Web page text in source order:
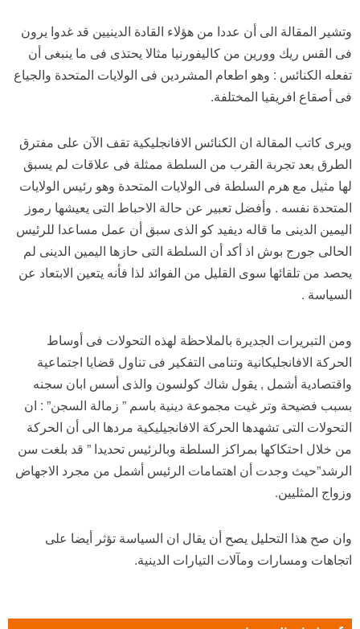
وتشير المقالة الى أن عددا من هؤلاء القادة الدينيين قد غدوا يرون
فى القس ريك وورين من كاليفورنيا مثالا يحتذى فى ما ينبغى أن
تفعله الكنائس : وهو اطعام المشردين فى الولايات المتحدة والجياع
فى أصقاع افريقيا المختلفة.
ويرى كاتب المقالة ان الكنائس الافانجليكية تقف الآن على مفترق
الطرق بعد تجربة القرب من السلطة ممثلة فى علاقات لم يسبق
لها مثيل مع هرم السلطة فى الولايات المتحدة وهو رئيس الولايات
المتحدة نفسه . وأفضل تعبير عن حالة الاحباط التى يعيشها رموز
اليمين الدينى ما قاله ديفيد كو الذى سبق أن عمل مساعدا للرئيس
الحالى جورج بوش اذ أكد أن السلطة التى حازها اليمين الدينى لم
يحصد من تلقائها سوى القليل من الفوائد لذا فأنه يتعين الابتعاد عن
السياسة .
ومن التبريرات الجديرة بالملاحظة لهذه التحولات فى أوساط
الحركة الافانجليكانية وتنامى التفكير فى تناول قضايا اجتماعية
واقتصادية أشمل , يقول شاك كولسون والذى أسس ابان سجنه
بسبب فضيحة وتر غيت مجموعة دينية باسم ” زمالة السجن” : ان
التحولات التى تشهدها الحركة الافانجيليكية مردها الى أن الحركة
من خلال احتكاكها بمراكز السلطة وبالرئيس تحديدا ” قد بلغت سن
الرشد”حيث وجدت أن اهتمامات الرئيس أشمل من مجرد الاجهاض
وزواج المثليين.
وان صح هذا التحليل يصح أن يقال ان السياسة تؤثر أيضا على
اتجاهات ومسارات ومآلات التيارات الدينية.